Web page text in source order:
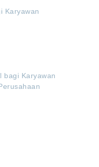
Karyawan
bagi Karyawan